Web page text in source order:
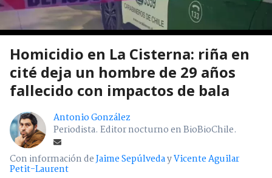
Homicidio en La Cisterna: riña en
cité deja un hombre de 29 años
fallecido con impactos de bala
Antonio González
Periodista. Editor nocturno en BioBioChile.
Con información deJaime SepúlvedayVicente Aguilar
Petit-Laurent